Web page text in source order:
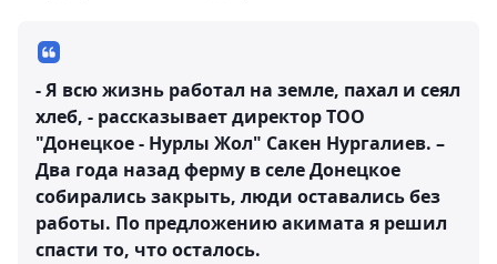
- Я всю жизнь работал на земле, пахал и сеял
хлеб, - рассказывает директор ТОО
"Донецкое - Нурлы Жол" Сакен Нургалиев. –
Два года назад ферму в селе Донецкое
собирались закрыть, люди оставались без
работы. По предложению акимата я решил
спасти то, что осталось.